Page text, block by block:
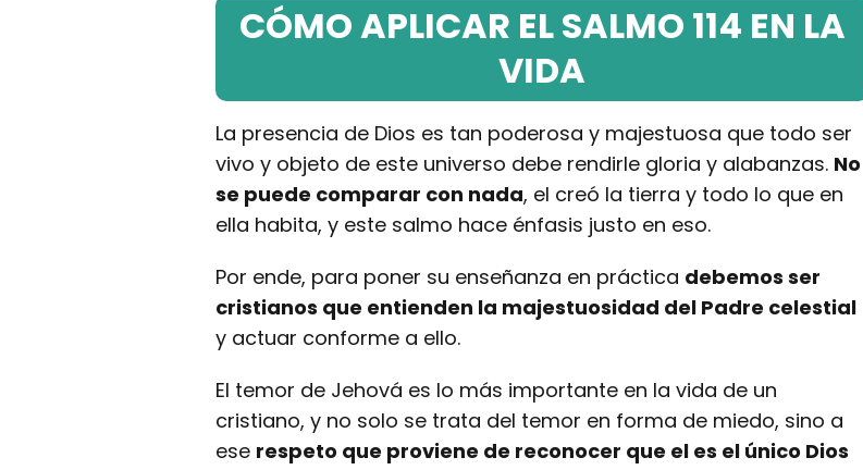
CÓMO APLICAR EL SALMO 114 EN LA
VIDA
La presencia de Dios es tan poderosa y majestuosa que todo ser
vivo y objeto de este universo debe rendirle gloria y alabanzas. No
se puede comparar con nada, el creó la tierra y todo lo que en
ella habita, y este salmo hace énfasis justo en eso.
Por ende, para poner su enseñanza en práctica debemos ser
cristianos que entienden la majestuosidad del Padre celestial
y actuar conforme a ello.
El temor de Jehová es lo más importante en la vida de un
cristiano, y no solo se trata del temor en forma de miedo, sino a
ese respeto que proviene de reconocer que el es el único Dios